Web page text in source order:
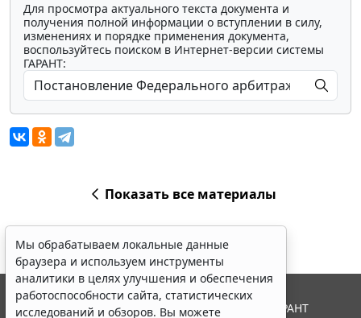
Для просмотра актуального текста документа и
получения полной информации о вступлении в силу,
изменениях и порядке применения документа,
воспользуйтесь поиском в Интернет-версии системы
ГАРАНТ:
Показать все материалы
Мы обрабатываем локальные данные
браузера и используем инструменты
аналитики в целях улучшения и обеспечения
работоспособности сайта, статистических
исследований и обзоров. Вы можете
© ООО "НПП "ГАРАНТ-СЕРВИС", 2026. Система ГАРАНТ